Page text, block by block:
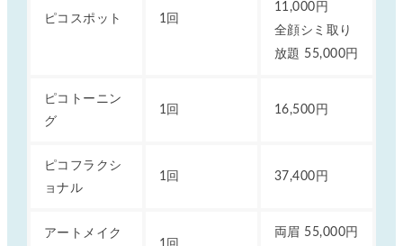
ピコスポット 1回
11,000円
全顔シミ取り
放題 55,000円
ピコトーニン
グ
1回 16,500円
ピコフラクシ
ョナル
1回 37,400円
アートメイク 両眉 55,000円